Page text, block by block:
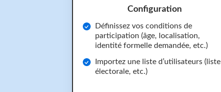
Configuration
Définissez vos conditions de
participation (âge, localisation,
identité formelle demandée, etc.)
Importez une liste d’utilisateurs (liste
électorale, etc.)